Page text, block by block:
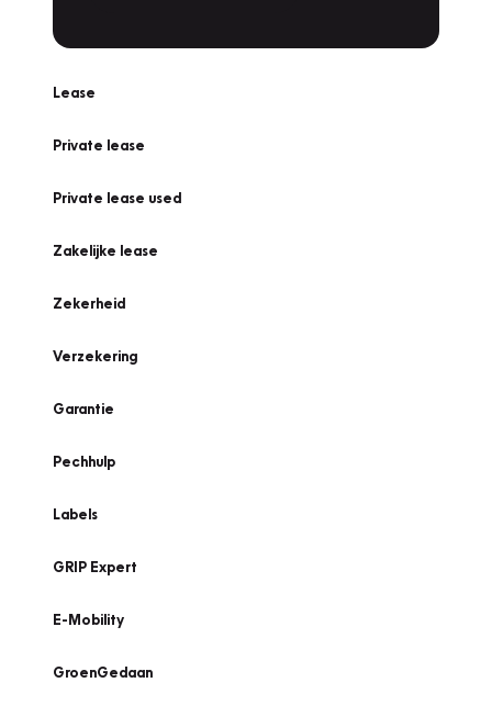
Lease
Private lease
Private lease used
Zakelijke lease
Zekerheid
Verzekering
Garantie
Pechhulp
Labels
GRIP Expert
E-Mobility
GroenGedaan